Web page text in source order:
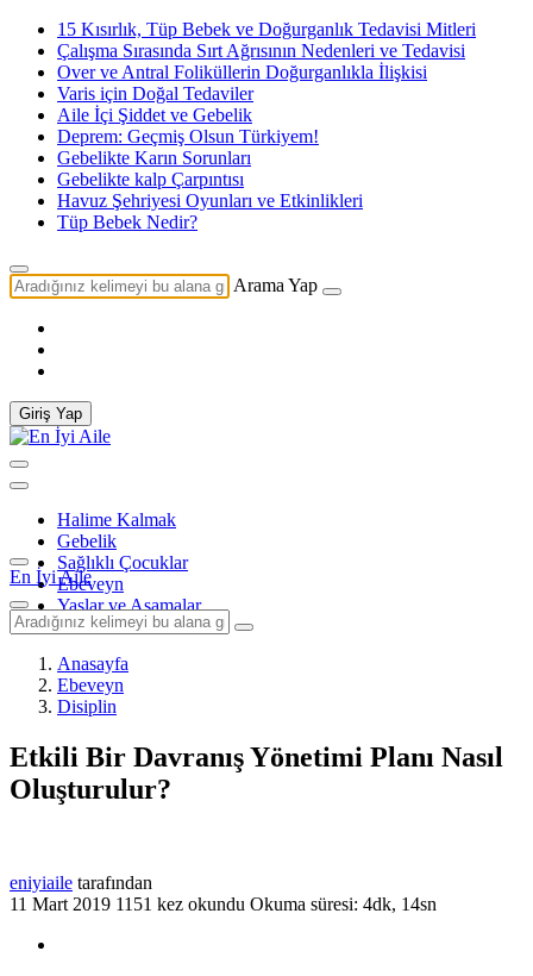
15 Kısırlık, Tüp Bebek ve Doğurganlık Tedavisi Mitleri
Çalışma Sırasında Sırt Ağrısının Nedenleri ve Tedavisi
Over ve Antral Foliküllerin Doğurganlıkla İlişkisi
Varis için Doğal Tedaviler
Aile İçi Şiddet ve Gebelik
Deprem: Geçmiş Olsun Türkiyem!
Gebelikte Karın Sorunları
Gebelikte kalp Çarpıntısı
Havuz Şehriyesi Oyunları ve Etkinlikleri
Tüp Bebek Nedir?
Arama Yap
Giriş Yap
Halime Kalmak
Gebelik
Sağlıklı Çocuklar
Ebeveyn
Yaşlar ve Aşamalar
En İyi Aile
Anasayfa
Ebeveyn
Disiplin
Etkili Bir Davranış Yönetimi Planı Nasıl
Oluşturulur?
eniyiaile tarafından
11 Mart 2019 1151 kez okundu Okuma süresi: 4dk, 14sn